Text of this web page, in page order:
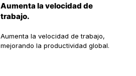
Aumenta la velocidad de
trabajo.
Aumenta la velocidad de trabajo,
mejorando la productividad global.